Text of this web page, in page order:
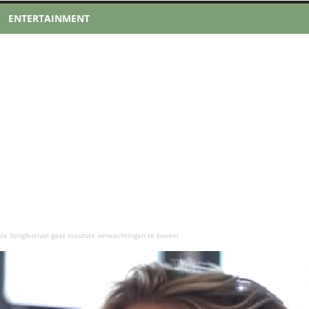
ENTERTAINMENT
Songfestival gaat stoutste verwachtingen te boven!